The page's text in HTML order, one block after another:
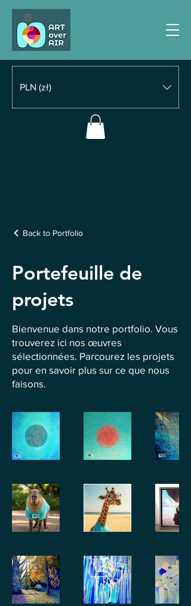
PLN (zł)
Back to Portfolio
Portefeuille de
projets
Bienvenue dans notre portfolio. Vous
trouverez ici nos œuvres
sélectionnées. Parcourez les projets
pour en savoir plus sur ce que nous
faisons.